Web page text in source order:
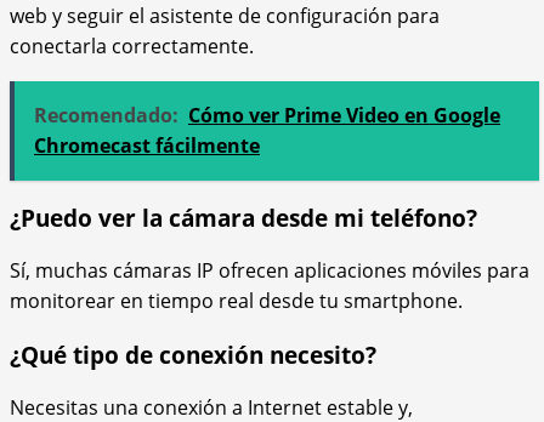
web y seguir el asistente de configuración para
conectarla correctamente.
Recomendado: Cómo ver Prime Video en Google
Chromecast fácilmente
¿Puedo ver la cámara desde mi teléfono?
Sí, muchas cámaras IP ofrecen aplicaciones móviles para
monitorear en tiempo real desde tu smartphone.
¿Qué tipo de conexión necesito?
Necesitas una conexión a Internet estable y,